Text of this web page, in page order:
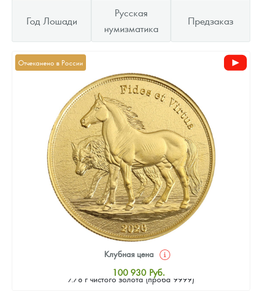
Год Лошади
Русская
нумизматика
Предзаказ
Отчеканено в России
7.78 г чистого золота (проба 9999)
Клубная цена
100 930 Руб.
Стандартная цена